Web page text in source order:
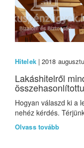
Hitelek| 2018
Lakáshitelről
Hogyan válaszd ki
nehéz kérdés.
Olvass tovább